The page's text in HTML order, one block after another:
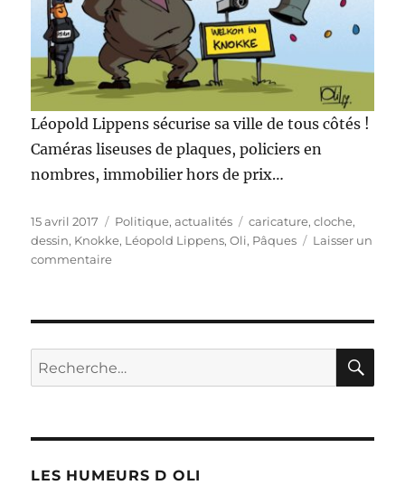
Léopold Lippens sécurise sa ville de tous côtés !
Caméras liseuses de plaques, policiers en
nombres, immobilier hors de prix…
Publié
le
15 avril 2017 Catégories
Politique, actualités Étiquettes
caricature,cloche,
dessin, Knokke, Léopold Lippens,Oli, Pâques
Laisser un
commentairesur
!
Recherche
pour :
LES HUMEURS D OLI